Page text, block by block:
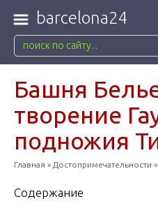
barcelona24
Башня
творение
подножия
Главная » Достопримечательности »
Содержание